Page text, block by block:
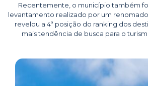
Recentemente, o município também
levantamento realizado por um
revelou a 4ª posição do ranking dos
mais tendência de busca para o